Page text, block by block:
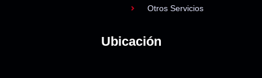
Otros Servicios
Ubicación